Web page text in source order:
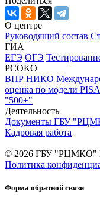
О центре
Руководящий состав
ГИА
ЕГЭ ОГЭ
РСОКО
ВПР НИКО
оценка по модели PISA
"500+"
Деятельность
Документы ГБУ
Кадровая работа
© 2026 ГБУ
Политика
Форма обратной связи